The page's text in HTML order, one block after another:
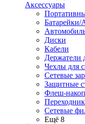
Аксессуары
Батарейки/
Диски
Кабели
Держатели
Чехлы для
Сетевые
Защитные
Флеш-
Сетевые
Ещё 8